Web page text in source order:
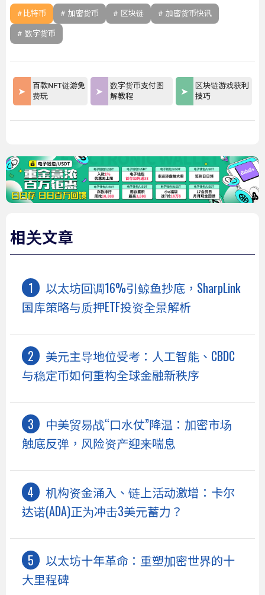
比特币 加密货币 区块链 加密货币快讯
数字货币
百款NFT链游免
费玩
数字货币支付图
解教程
区块链游戏获利
技巧
相关文章
以太坊回调16%引鲸鱼抄底，SharpLink
国库策略与质押ETF投资全景解析
美元主导地位受考：人工智能、CBDC
与稳定币如何重构全球金融新秩序
中美贸易战“口水仗”降温：加密市场
触底反弹，风险资产迎来喘息
机构资金涌入、链上活动激增：卡尔
达诺(ADA)正为冲击3美元蓄力？
以太坊十年革命：重塑加密世界的十
大里程碑